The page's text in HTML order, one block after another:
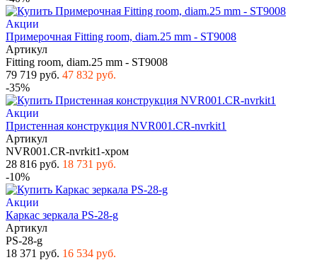
Акции
Примерочная Fitting room, diam.25 mm - ST9008
Артикул
Fitting room, diam.25 mm - ST9008
79 719 руб. 47 832 руб.
-35%
Акции
Пристенная конструкция NVR001.CR-nvrkit1
Артикул
NVR001.CR-nvrkit1-хром
28 816 руб. 18 731 руб.
-10%
Акции
Каркас зеркала PS-28-g
Артикул
PS-28-g
18 371 руб. 16 534 руб.